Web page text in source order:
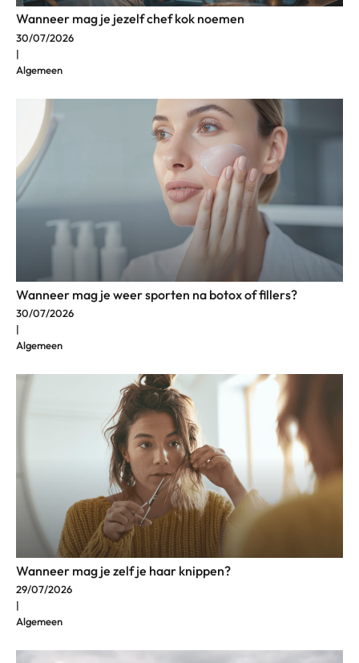
Wanneer mag je jezelf chef kok noemen
30/07/2026
|
Algemeen
Wanneer mag je weer sporten na botox of fillers?
30/07/2026
|
Algemeen
Wanneer mag je zelf je haar knippen?
29/07/2026
|
Algemeen